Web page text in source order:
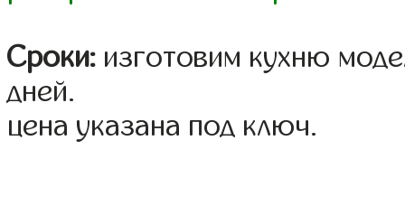
Сроки: изготовим кухню
дней.
цена указана под ключ.